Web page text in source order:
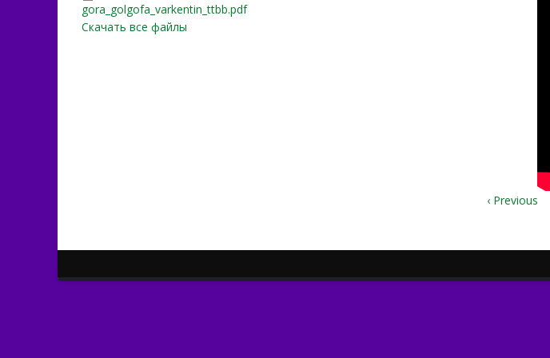
gora_golgofa_varkentin_ttbb.pdf
Скачать все файлы
‹ Previous